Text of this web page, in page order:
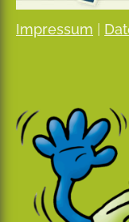
Impressum